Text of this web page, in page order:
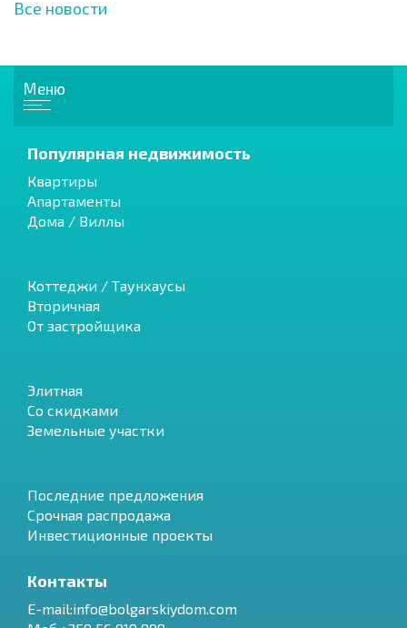
Все новости
Меню
Популярная недвижимость
Квартиры
Апартаменты
Дома / Виллы
Коттеджи / Таунхаусы
Вторичная
От застройщика
Элитная
Со скидками
Земельные участки
Последние предложения
Срочная распродажа
Инвестиционные проекты
Контакты
E-mail:info@bolgarskiydom.com